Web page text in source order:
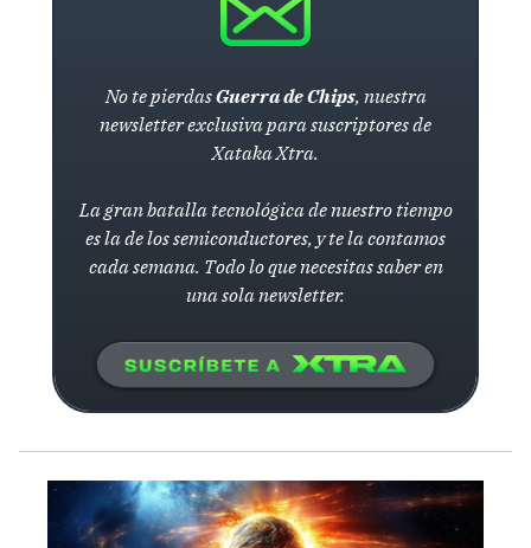
No te pierdasGuerra de Chips, nuestra
newsletter exclusiva para suscriptores de
Xataka Xtra.
La gran batalla tecnológica de nuestro tiempo
es la de los semiconductores, y te la contamos
cada semana. Todo lo que necesitas saber en
una sola newsletter.